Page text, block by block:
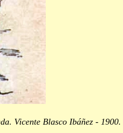
Vicente Blasco Ibáñez - 1900.